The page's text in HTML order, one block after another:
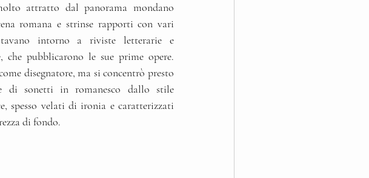
attratto dal panorama mondano
romana e strinse rapporti con vari
intorno a riviste letterarie e
che pubblicarono le sue prime opere.
disegnatore, ma si concentrò presto
di sonetti in romanesco dallo stile
spesso velati di ironia e caratterizzati
di fondo.